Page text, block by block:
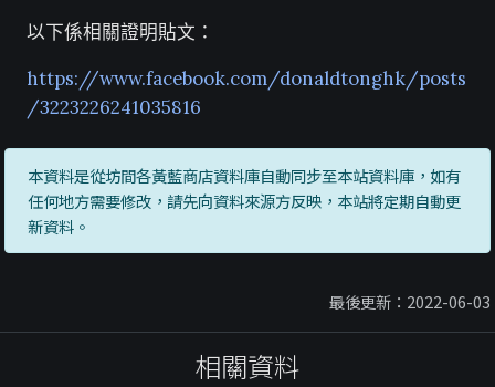
以下係相關證明貼文：
https://www.facebook.com/donaldtonghk/posts
/3223226241035816
本資料是從坊間各黃藍商店資料庫自動同步至本站資料庫，如有
任何地方需要修改，請先向資料來源方反映，本站將定期自動更
新資料。
最後更新：2022-06-03
相關資料